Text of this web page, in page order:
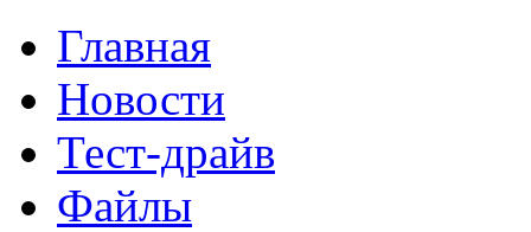
Главная
Новости
Тест-драйв
Файлы